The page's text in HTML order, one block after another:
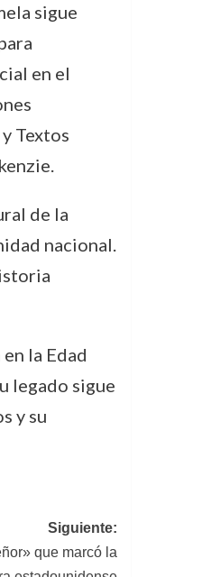
sigue
en el
Textos
de la
nacional.
la Edad
legado sigue
y su
Siguiente:
que marcó la